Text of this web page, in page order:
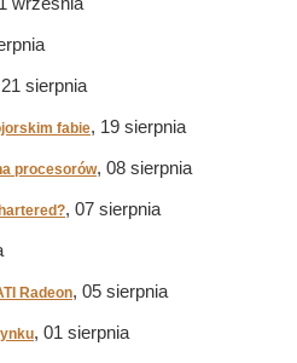
sierpnia
fabie, 19 sierpnia
procesorów, 08 sierpnia
, 07 sierpnia
Radeon, 05 sierpnia
, 01 sierpnia